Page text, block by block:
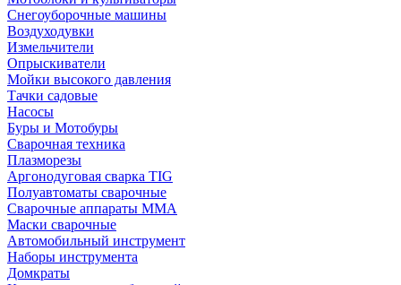
Снегоуборочные машины
Воздуходувки
Измельчители
Опрыскиватели
Мойки высокого давления
Тачки садовые
Насосы
Буры и Мотобуры
Сварочная техника
Плазморезы
Аргонодуговая сварка TIG
Полуавтоматы сварочные
Сварочные аппараты ММА
Маски сварочные
Автомобильный инструмент
Наборы инструмента
Домкраты